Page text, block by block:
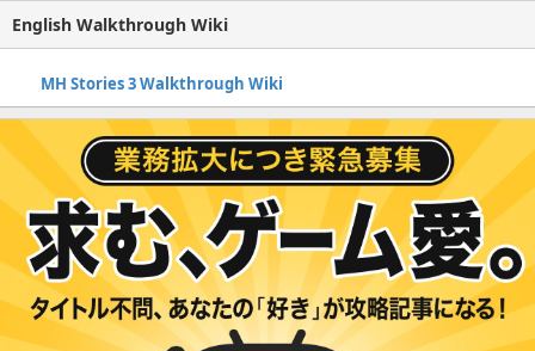
English Walkthrough Wiki
MH Stories 3 Walkthrough Wiki